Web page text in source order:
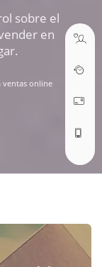
sobre el
en
ventas online
ABRIR TICKET